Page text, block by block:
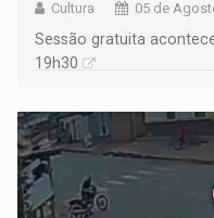
Cultura 05 de
Sessão gratuita
19h30